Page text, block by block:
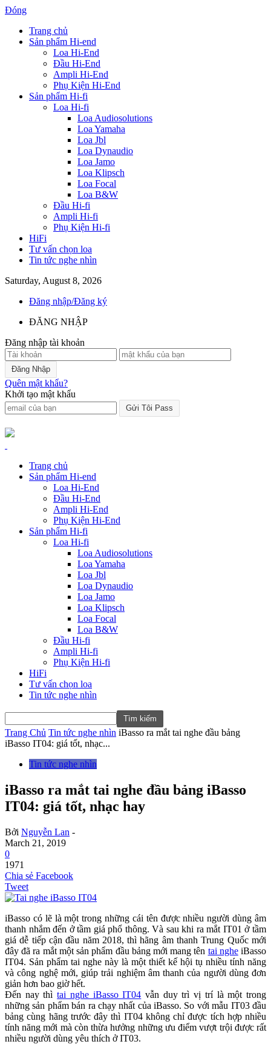
Đóng
Trang chủ
Sản phẩm Hi-end
Loa Hi-End
Đầu Hi-End
Ampli Hi-End
Phụ Kiện Hi-End
Sản phẩm Hi-fi
Loa Hi-fi
Loa Audiosolutions
Loa Yamaha
Loa Jbl
Loa Dynaudio
Loa Jamo
Loa Klipsch
Loa Focal
Loa B&W
Đầu Hi-fi
Ampli Hi-fi
Phụ Kiện Hi-fi
HiFi
Tư vấn chọn loa
Tin tức nghe nhìn
Saturday, August 8, 2026
Đăng nhập/Đăng ký
ĐĂNG NHẬP
Đăng nhập tài khoản
Quên mật khẩu?
Khởi tạo mật khẩu
Trang chủ
Sản phẩm Hi-end
Loa Hi-End
Đầu Hi-End
Ampli Hi-End
Phụ Kiện Hi-End
Sản phẩm Hi-fi
Loa Hi-fi
Loa Audiosolutions
Loa Yamaha
Loa Jbl
Loa Dynaudio
Loa Jamo
Loa Klipsch
Loa Focal
Loa B&W
Đầu Hi-fi
Ampli Hi-fi
Phụ Kiện Hi-fi
HiFi
Tư vấn chọn loa
Tin tức nghe nhìn
Trang Chủ Tin tức nghe nhìn iBasso ra mắt tai nghe đầu bảng
iBasso IT04: giá tốt, nhạc...
Tin tức nghe nhìn
iBasso ra mắt tai nghe đầu bảng iBasso
IT04: giá tốt, nhạc hay
Bởi Nguyễn Lan -
March 21, 2019
0
1971
Chia sẻ Facebook
Tweet
iBasso có lẽ là một trong những cái tên được nhiều người dùng âm
thanh nhắm đến ở tầm giá phổ thông. Và sau khi ra mắt IT01 ở tầm
giá dễ tiếp cận đầu năm 2018, thì hãng âm thanh Trung Quốc mới
đây đã ra mắt một sản phẩm đầu bảng mới mang tên tai ngheiBasso
IT04. Sản phẩm tai nghe này là một thiết kế hội tụ nhiều tính năng
và công nghệ mới, giúp trải nghiệm âm thanh của người dùng đơn
giản hơn bao giờ hết.
Đến nay thìtai nghe iBasso IT04 vẫn duy trì vị trí là một trong
những sản phẩm bán ra chạy nhất của iBasso. So với mẫu IT03 đầu
bảng cùng hãng trước đây thì IT04 không chỉ được tích hợp nhiều
tính năng mới mà còn thừa hưởng những ưu điểm vượt trội được rất
nhiều người dùng yêu thích ở IT03.